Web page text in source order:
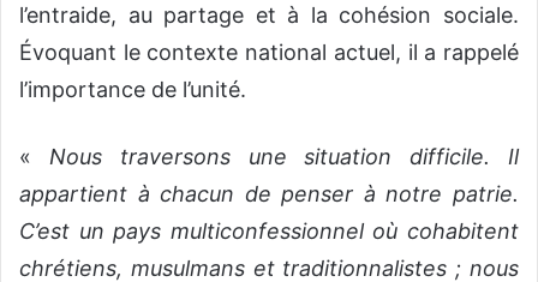
l’entraide, au partage et à la cohésion sociale.
Évoquant le contexte national actuel, il a rappelé
l’importance de l’unité.
« Nous traversons une situation difficile. Il
appartient à chacun de penser à notre patrie.
C’est un pays multiconfessionnel où cohabitent
chrétiens, musulmans et traditionnalistes ; nous